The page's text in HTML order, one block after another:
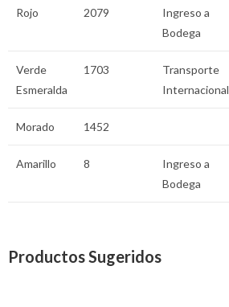
Rojo 2079
Ingreso a
Bodega
Verde
Esmeralda
1703
Transporte
Internacional
Morado 1452
Amarillo 8
Ingreso a
Bodega
Productos Sugeridos